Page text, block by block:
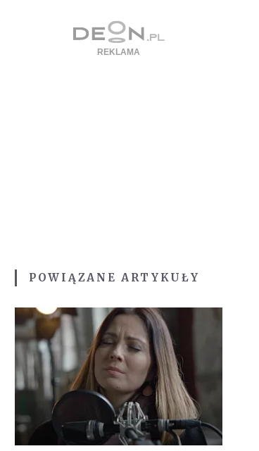
POWIĄZANE ARTYKUŁY